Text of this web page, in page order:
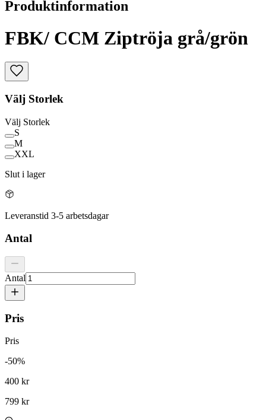
Produktinformation
FBK/ CCM Ziptröja grå/grön
Välj Storlek
Välj Storlek
S
M
XXL
Slut i lager
Leveranstid 3-5 arbetsdagar
Antal
Antal
Pris
Pris
-50%
400 kr
799 kr